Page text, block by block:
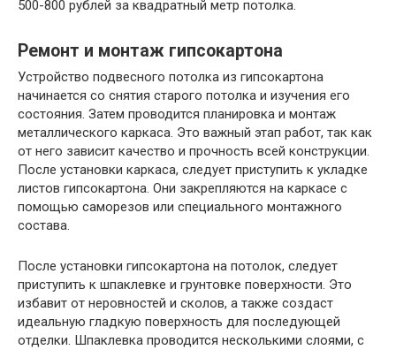
500-800 рублей за квадратный метр потолка.
Ремонт и монтаж гипсокартона
Устройство подвесного потолка из гипсокартона
начинается со снятия старого потолка и изучения его
состояния. Затем проводится планировка и монтаж
металлического каркаса. Это важный этап работ, так как
от него зависит качество и прочность всей конструкции.
После установки каркаса, следует приступить к укладке
листов гипсокартона. Они закрепляются на каркасе с
помощью саморезов или специального монтажного
состава.
После установки гипсокартона на потолок, следует
приступить к шпаклевке и грунтовке поверхности. Это
избавит от неровностей и сколов, а также создаст
идеальную гладкую поверхность для последующей
отделки. Шпаклевка проводится несколькими слоями, с